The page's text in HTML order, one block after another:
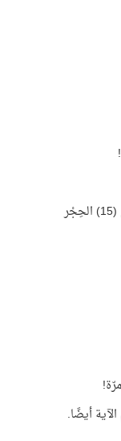
(15) الحِجْر
مرّة!
أيضًا.